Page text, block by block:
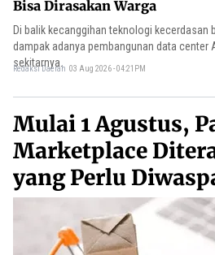
Bisa Dirasakan Warga
Di balik kecanggihan teknologi kecerdasan
dampak adanya pembangunan data center
sekitarnya.
Redaksi Daerah 03 Aug 2026 - 04:21PM
Mulai 1 Agustus,
Marketplace
yang Perlu